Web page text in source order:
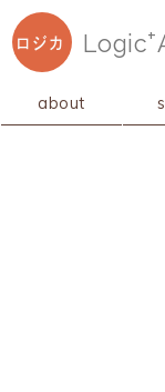
ロジカ Logic+
about